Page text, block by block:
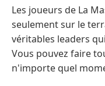
Les joueurs de La
seulement sur le
véritables leaders
Vous pouvez faire
n'importe quel